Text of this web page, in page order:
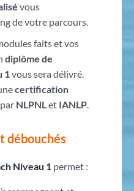
vous
de votre parcours.
faits et vos
diplôme de
1vous sera délivré.
certification
NLPNLet IANLP.
débouchés
Niveau 1 permet :